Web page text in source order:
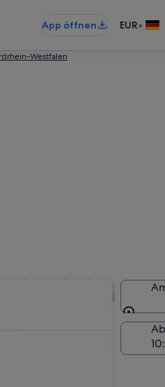
App öffnen EUR•
Westfalen
Iserlohn